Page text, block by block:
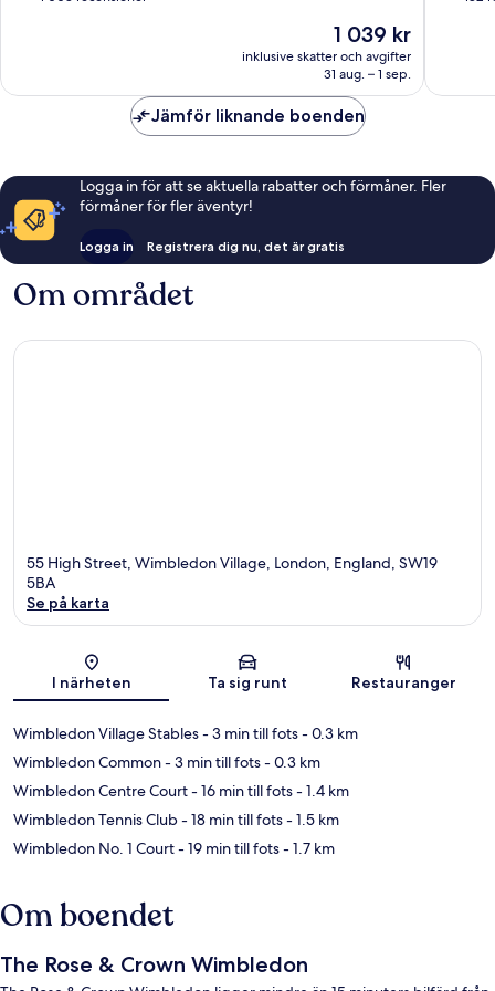
Priset
1 039 kr
1 039 kr
inklusive skatter och avgifter
31 aug. – 1 sep.
Jämför liknande boenden
Logga in för att se aktuella rabatter och förmåner. Fler
förmåner för fler äventyr!
Logga in Registrera dig nu, det är gratis
Om området
55 High Street, Wimbledon Village, London, England, SW19
5BA
Se på karta
I närheten Ta sig runt Restauranger
Wimbledon Village Stables- 3 min till fots- 0.3 km
Wimbledon Common- 3 min till fots- 0.3 km
Wimbledon Centre Court- 16 min till fots- 1.4 km
Wimbledon Tennis Club- 18 min till fots- 1.5 km
Wimbledon No. 1 Court- 19 min till fots- 1.7 km
Om boendet
The Rose & Crown Wimbledon